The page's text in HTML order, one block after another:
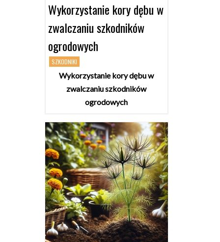
Wykorzystanie kory dębu w
zwalczaniu szkodników
ogrodowych
SZKODNIKI
Wykorzystanie kory dębu w
zwalczaniu szkodników
ogrodowych